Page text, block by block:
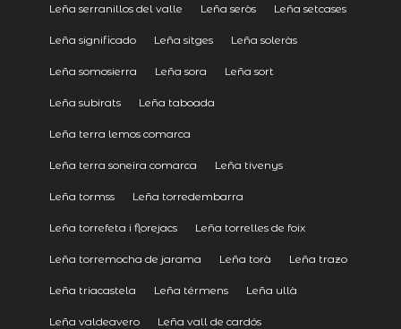
Leña serranillos del valle Leña seròs Leña setcases
Leña significado Leña sitges Leña soleràs
Leña somosierra Leña sora Leña sort
Leña subirats Leña taboada
Leña terra lemos comarca
Leña terra soneira comarca Leña tivenys
Leña tormss Leña torredembarra
Leña torrefeta i florejacs Leña torrelles de foix
Leña torremocha de jarama Leña torà Leña trazo
Leña triacastela Leña térmens Leña ullà
Leña valdeavero Leña vall de cardós